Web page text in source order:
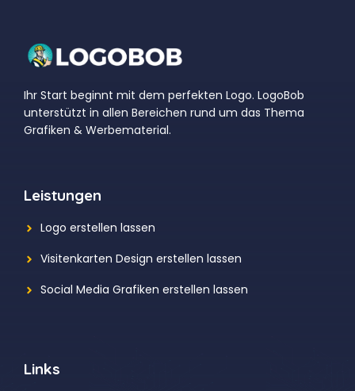
Ihr Start beginnt mit dem perfekten Logo. LogoBob
unterstützt in allen Bereichen rund um das Thema
Grafiken & Werbematerial.
Leistungen
Logo erstellen lassen
Visitenkarten Design erstellen lassen
Social Media Grafiken erstellen lassen
Links